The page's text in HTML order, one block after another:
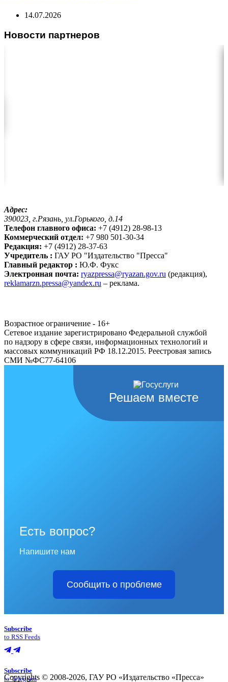
14.07.2026
Новости партнеров
Адрес:
390023, г.Рязань, ул.Горького, д.14
Телефон главного офиса: +7 (4912) 28-98-13
Коммерческий отдел: +7 980 501-30-34
Редакция: +7 (4912) 28-37-63
Учредитель : ГАУ РО "Издательство "Пресса"
Главный редактор : Ю.Ф. Фукс
Электронная почта: ryazpressa@ryazan.gov.ru (редакция),
reklamarzn.pressa@yandex.ru – реклама.
Возрастное ограничение - 16+
Сетевое издание зарегистрировано Федеральной службой
по надзору в сфере связи, информационных технологий и
массовых коммуникаций РФ 18.12.2015. Реестровая запись
СМИ №ФС77-64106
Решаем вместе
Есть вопрос?
Напишите нам
Сообщить о проблеме
Subscribe
to RSS Feeds
Subscribe
to Telegram
Copyrights © 2008-2026, ГАУ РО «Издательство «Пресса»